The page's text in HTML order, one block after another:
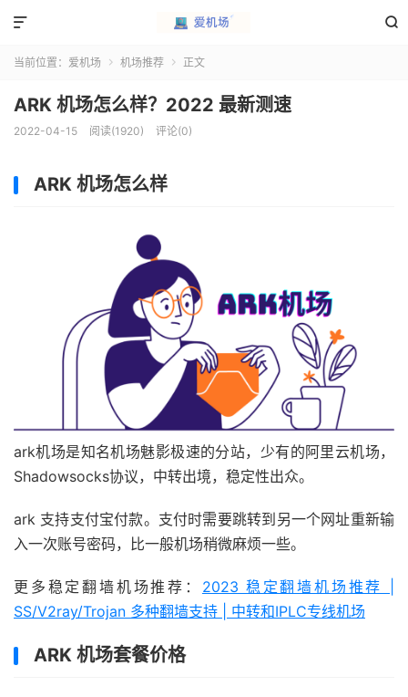


当前位置： 爱机场  机场推荐  正文
ARK 机场怎么样？2022 最新测速
2022-04-15 阅读(1920) 评论(0)
ARK 机场怎么样
ark机场是知名机场魅影极速的分站，少有的阿里云机场，
Shadowsocks协议，中转出境，稳定性出众。
ark 支持支付宝付款。支付时需要跳转到另一个网址重新输
入一次账号密码，比一般机场稍微麻烦一些。
更多稳定翻墙机场推荐： 2023 稳定翻墙机场推荐 |
SS/V2ray/Trojan 多种翻墙支持 | 中转和IPLC专线机场
ARK 机场套餐价格